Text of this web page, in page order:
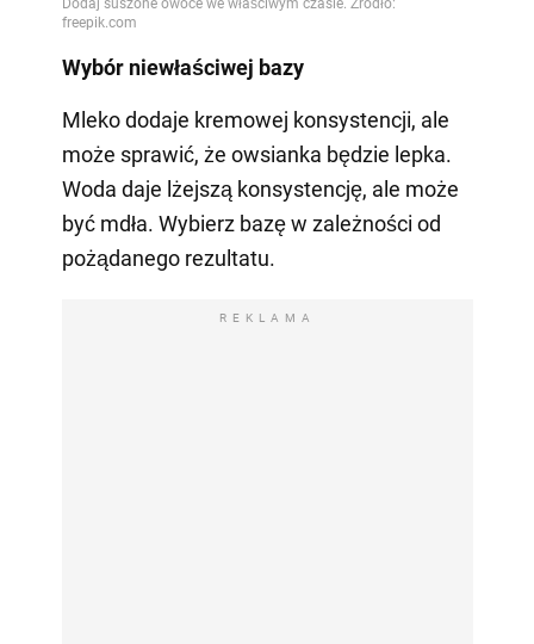
Wybór niewłaściwej bazy
Mleko dodaje kremowej konsystencji, ale
może sprawić, że owsianka będzie lepka.
Woda daje lżejszą konsystencję, ale może
być mdła. Wybierz bazę w zależności od
pożądanego rezultatu.
REKLAMA